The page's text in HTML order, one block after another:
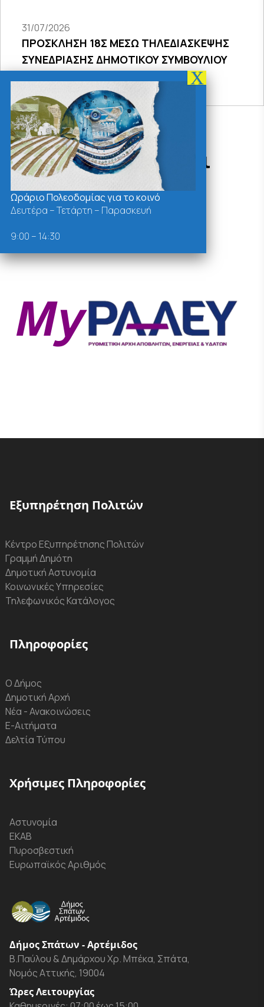
31/07/2026
ΠΡΟΣΚΛΗΣΗ 18Σ ΜΕΣΩ ΤΗΛΕΔΙΑΣΚΕΨΗΣ
ΣΥΝΕΔΡΙΑΣΗΣ ΔΗΜΟΤΙΚΟΥ ΣΥΜΒΟΥΛΙΟΥ
Δράσεις - Χρήσιμοι
Σύνδεσμοι
Εξυπηρέτηση Πολιτών
Κέντρο Εξυπηρέτησης Πολιτών
Γραμμή Δημότη
Δημοτική Αστυνομία
Κοινωνικές Υπηρεσίες
Τηλεφωνικός Κατάλογος
Πληροφορίες
Ο Δήμος
Δημοτική Αρχή
Νέα - Ανακοινώσεις
Ε-Αιτήματα
Δελτία Τύπου
Χρήσιμες Πληροφορίες
Αστυνομία
ΕΚΑΒ
Πυροσβεστική
Ευρωπαϊκός Αριθμός
Δήμος Σπάτων - Αρτέμιδος
Β.Παύλου & Δημάρχου Χρ. Μπέκα, Σπάτα,
Νομός Αττικής, 19004
Ώρες Λειτουργίας
Ωράριο Πολεοδομίας για το κοινό
Δευτέρα – Τετάρτη – Παρασκευή
9:00 – 14:30